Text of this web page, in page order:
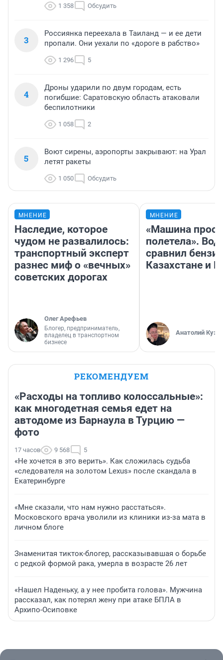
1 358 Обсудить
3
Россиянка переехала в Таиланд — и ее дети
пропали. Они уехали по «дороге в рабство»
1 296 5
4
Дроны ударили по двум городам, есть
погибшие: Саратовскую область атаковали
беспилотники
1 058 2
5
Воют сирены, аэропорты закрывают: на Урал
летят ракеты
1 050 Обсудить
МНЕНИЕ
Наследие, которое
чудом не развалилось:
транспортный эксперт
разнес миф о «вечных»
советских дорогах
Олег Арефьев
Блогер, предприниматель,
владелец в транспортном
бизнесе
МНЕНИЕ
«Машина
полетела».
сравнил
Казахстане и
Анатолий
РЕКОМЕНДУЕМ
«Расходы на топливо колоссальные»:
как многодетная семья едет на
автодоме из Барнаула в Турцию —
фото
17 часов 9 568 5
«Не хочется в это верить». Как сложилась судьба
«следователя на золотом Lexus» после скандала в
Екатеринбурге
«Мне сказали, что нам нужно расстаться».
Московского врача уволили из клиники из-за мата в
личном блоге
Знаменитая тикток-блогер, рассказывавшая о борьбе
с редкой формой рака, умерла в возрасте 26 лет
«Нашел Наденьку, а у нее пробита голова». Мужчина
рассказал, как потерял жену при атаке БПЛА в
Архипо-Осиповке